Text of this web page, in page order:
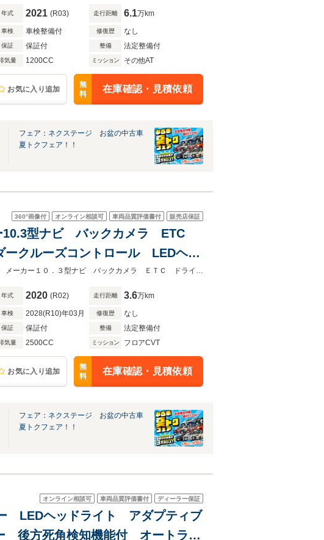
年式 2021 (R03) 走行距離 6.1万km
車検 車検整備付 修復歴 なし
保証 保証付 整備 法定整備付
気量 1200CC ミッション その他AT
お気に入り追加
無
料
在庫確認・見積依頼
フェア：ネクステージ お盆の中古車
夏トクフェア！！
360°画像付 オンライン相談可 車両品質評価書付 販売店保証
10.3型ナビ バックカメラ ETC
クルーズコントロール LEDヘッ
ドア
★グループ約３０，０００台の在庫から取り寄せ可能！★禁煙車 メーカー１０．３型ナビ バックカメラ ＥＴＣ ドライブレコーダー 衝突軽減
年式 2020 (R02) 走行距離 3.6万km
車検 2028(R10)年03月 修復歴 なし
保証 保証付 整備 法定整備付
気量 2500CC ミッション フロアCVT
お気に入り追加
無
料
在庫確認・見積依頼
フェア：ネクステージ お盆の中古車
夏トクフェア！！
オンライン相談可 車両品質評価書付 ディーラー保証
LEDヘッドライト アダプティブ
後方死角検知機能付 オートライ